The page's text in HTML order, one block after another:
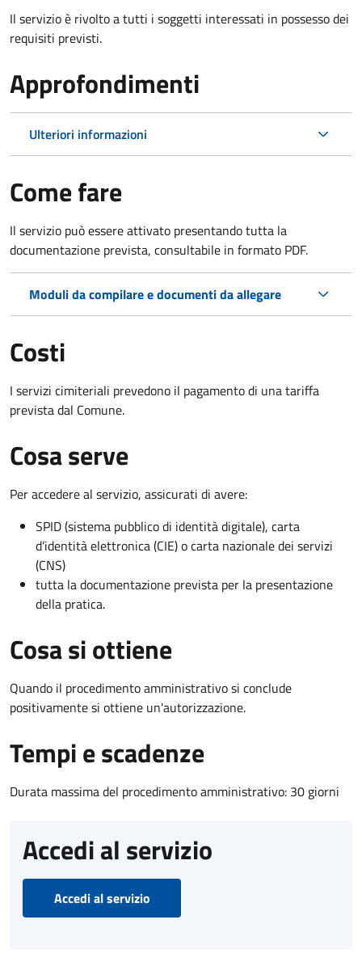
Il servizio è rivolto a tutti i soggetti interessati in possesso dei
requisiti previsti.
Approfondimenti
Ulteriori informazioni
Come fare
Il servizio può essere attivato presentando tutta la
documentazione prevista, consultabile in formato PDF.
Moduli da compilare e documenti da allegare
Costi
I servizi cimiteriali prevedono il pagamento di una tariffa
prevista dal Comune.
Cosa serve
Per accedere al servizio, assicurati di avere:
SPID (sistema pubblico di identità digitale), carta
d’identità elettronica (CIE) o carta nazionale dei servizi
(CNS)
tutta la documentazione prevista per la presentazione
della pratica.
Cosa si ottiene
Quando il procedimento amministrativo si conclude
positivamente si ottiene un'autorizzazione.
Tempi e scadenze
Durata massima del procedimento amministrativo: 30 giorni
Accedi al servizio
Accedi al servizio